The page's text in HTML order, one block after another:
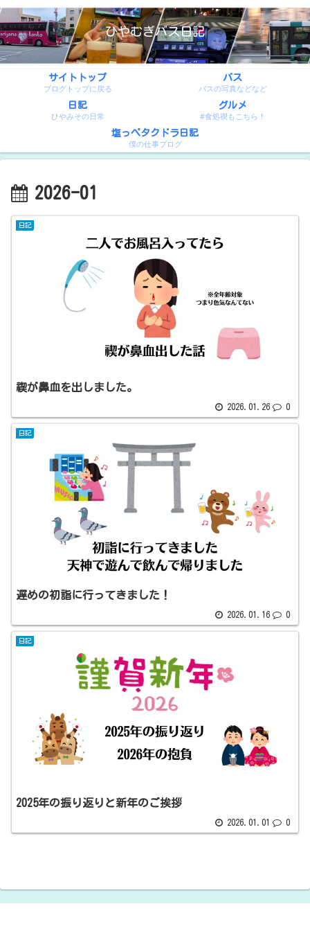
ひやむぎバス日記
サイトトップ
ブログトップに戻る
バス
バスの写真などなど
日記
ひやみその日常
グルメ
#食処禊もこちら！
塩っぺタクドラ日記
僕の仕事ブログ
2026-01
日記
禊が鼻血を出しました。
2026.01.26 0
日記
遅めの初詣に行ってきました！
2026.01.16 0
日記
2025年の振り返りと新年のご挨拶
2026.01.01 0